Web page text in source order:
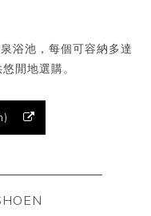
浴池，每個可容納多達
閒地選購。